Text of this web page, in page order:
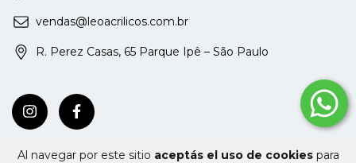
Al navegar por este sitio aceptás el uso de cookiespara
vendas@leoacrilicos.com.br
R. Perez Casas, 65 Parque Ipê – São Paulo